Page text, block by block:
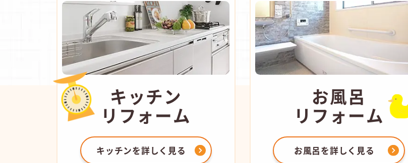
キッチン
リフォーム
キッチンを詳しく見る
お風呂
リフォーム
お風呂を詳しく見る